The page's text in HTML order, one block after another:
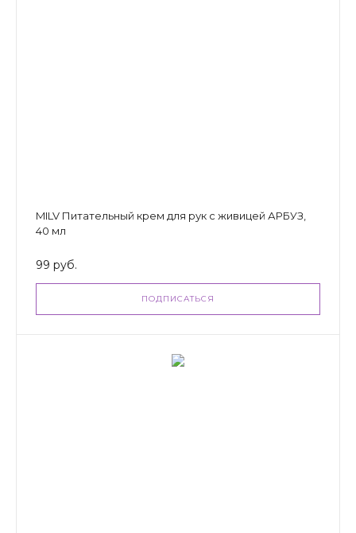
MILV Питательный крем для рук с живицей АРБУЗ,
40 мл
99 руб.
ПОДПИСАТЬСЯ